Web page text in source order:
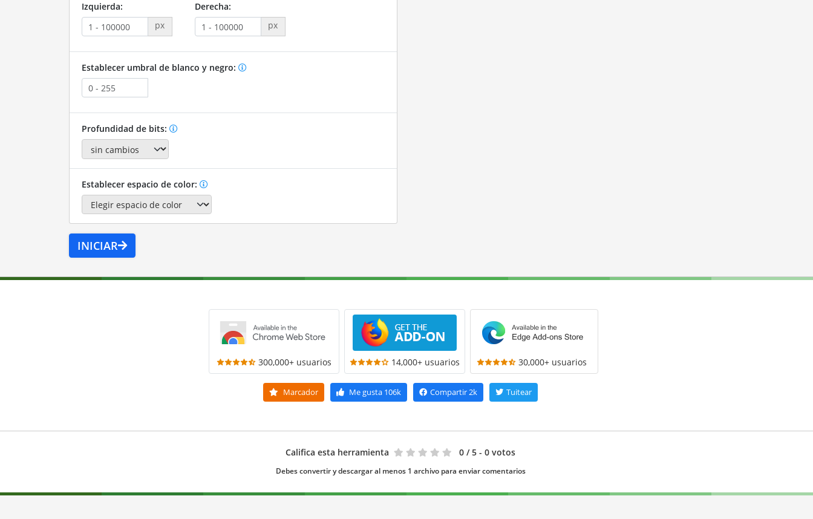
Izquierda:
px
Derecha:
px
Establecer umbral de blanco y negro:
Profundidad de bits:
Establecer espacio de color:
INICIAR
300,000+ usuarios 14,000+ usuarios 30,000+ usuarios
Marcador Me gusta 106k Compartir2k Tuitear
Califica esta herramienta 0 / 5 - 0 votos
Debes convertir y descargar al menos 1 archivo para enviar comentarios